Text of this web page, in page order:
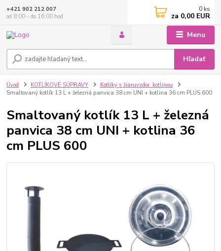
Menu
Hľadať
+421 902 212 007
od 8:00 - do 16:00 hod
0 ks
za 0,00 EUR
Úvod KOTLÍKOVÉ SÚPRAVY
Kotlíky s žiaruvzdor. kotlinou
Smaltovaný kotlík 13 L + železná panvica 38 cm UNI + kotlina 36 cm PLUS 600
Smaltovaný kotlík 13 L + železná
panvica 38 cm UNI + kotlina 36
cm PLUS 600